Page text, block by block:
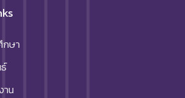
ษา
าน